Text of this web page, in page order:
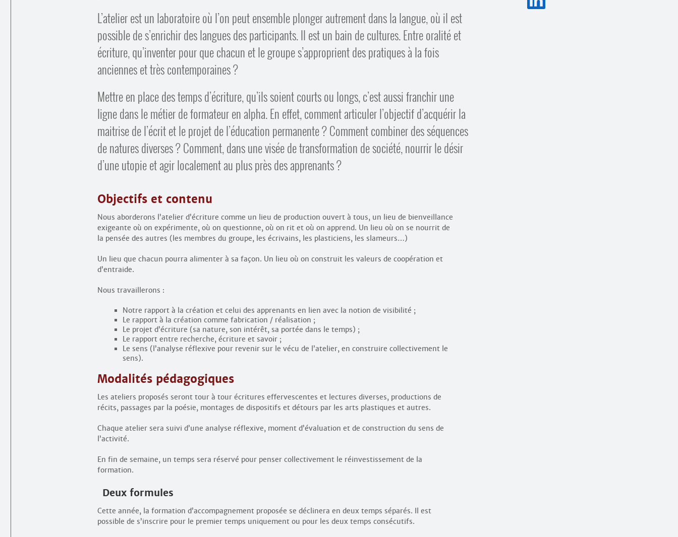
L’atelier est un laboratoire où l’on peut ensemble plonger autrement dans la langue, où il est
possible de s’enrichir des langues des participants. Il est un bain de cultures. Entre oralité et
écriture, qu’inventer pour que chacun et le groupe s’approprient des pratiques à la fois
anciennes et très contemporaines ?
Mettre en place des temps d’écriture, qu’ils soient courts ou longs, c’est aussi franchir une
ligne dans le métier de formateur en alpha. En effet, comment articuler l’objectif d’acquérir la
maitrise de l’écrit et le projet de l’éducation permanente ? Comment combiner des séquences
de natures diverses ? Comment, dans une visée de transformation de société, nourrir le désir
d’une utopie et agir localement au plus près des apprenants ?
Objectifs et contenu
Nous aborderons l’atelier d’écriture comme un lieu de production ouvert à tous, un lieu de bienveillance
exigeante où on expérimente, où on questionne, où on rit et où on apprend. Un lieu où on se nourrit de
la pensée des autres (les membres du groupe, les écrivains, les plasticiens, les slameurs…)
Un lieu que chacun pourra alimenter à sa façon. Un lieu où on construit les valeurs de coopération et
d’entraide.
Nous travaillerons :
Notre rapport à la création et celui des apprenants en lien avec la notion de visibilité ;
Le rapport à la création comme fabrication / réalisation ;
Le projet d’écriture (sa nature, son intérêt, sa portée dans le temps) ;
Le rapport entre recherche, écriture et savoir ;
Le sens (l’analyse réflexive pour revenir sur le vécu de l’atelier, en construire collectivement le
sens).
Modalités pédagogiques
Les ateliers proposés seront tour à tour écritures effervescentes et lectures diverses, productions de
récits, passages par la poésie, montages de dispositifs et détours par les arts plastiques et autres.
Chaque atelier sera suivi d’une analyse réflexive, moment d’évaluation et de construction du sens de
l’activité.
En fin de semaine, un temps sera réservé pour penser collectivement le réinvestissement de la
formation.
Deux formules
Cette année, la formation d’accompagnement proposée se déclinera en deux temps séparés. Il est
possible de s’inscrire pour le premier temps uniquement ou pour les deux temps consécutifs.